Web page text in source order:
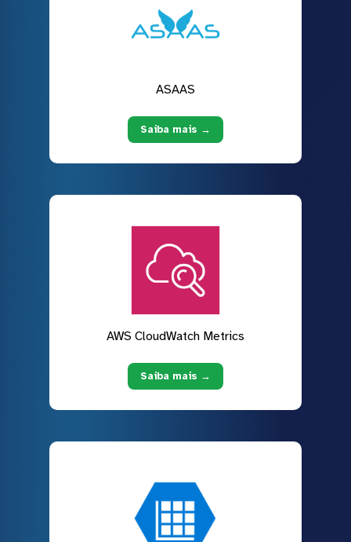
ASAAS
Saiba mais →
AWS CloudWatch Metrics
Saiba mais →